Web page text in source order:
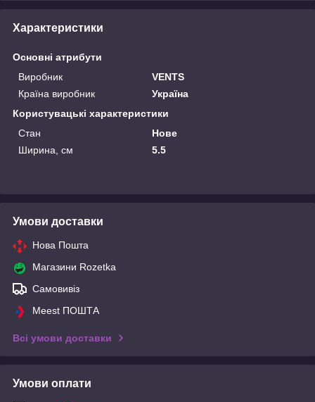
Характеристики
Основні атрибути
Виробник
VENTS
Країна виробник
Україна
Користувацькі характеристики
Стан
Нове
Ширина, см
5.5
Умови доставки
Нова Пошта
Магазини Rozetka
Самовивіз
Meest ПОШТА
Всі умови доставки
Умови оплати